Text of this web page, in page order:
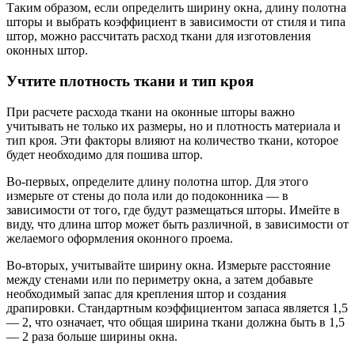
Таким образом, если определить ширину окна, длину полотна
шторы и выбрать коэффициент в зависимости от стиля и типа
штор, можно рассчитать расход ткани для изготовления
оконных штор.
Учтите плотность ткани и тип кроя
При расчете расхода ткани на оконные шторы важно
учитывать не только их размеры, но и плотность материала и
тип кроя. Эти факторы влияют на количество ткани, которое
будет необходимо для пошива штор.
Во-первых, определите длину полотна штор. Для этого
измерьте от стены до пола или до подоконника — в
зависимости от того, где будут размещаться шторы. Имейте в
виду, что длина штор может быть различной, в зависимости от
желаемого оформления оконного проема.
Во-вторых, учитывайте ширину окна. Измерьте расстояние
между стенами или по периметру окна, а затем добавьте
необходимый запас для крепления штор и создания
драпировки. Стандартным коэффициентом запаса является 1,5
— 2, что означает, что общая ширина ткани должна быть в 1,5
— 2 раза больше ширины окна.